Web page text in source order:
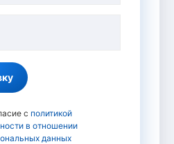
с политикой
в отношении
данных